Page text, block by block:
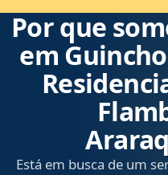
Por que
em
Está em busca de um